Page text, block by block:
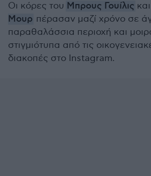
Οι κόρες του Μπρους Γουίλις
Μουρ πέρασαν μαζί χρόνο σε
παραθαλάσσια περιοχή και
στιγμιότυπα από τις
διακοπές στο Instagram.